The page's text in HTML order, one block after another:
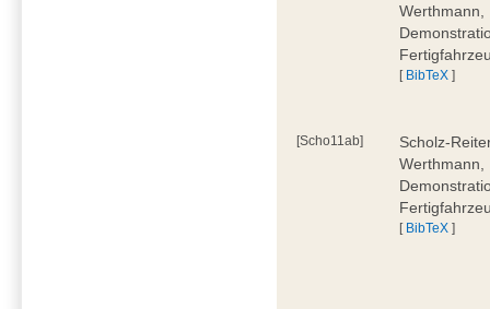
Werthmann,
[ BibTeX ]
[Scho11ab]
Scholz-
Werthmann,
[ BibTeX ]